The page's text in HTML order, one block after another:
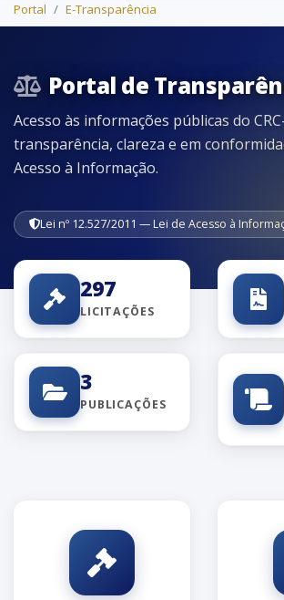
Portal E-Transparência
Portal de
Acesso às informações públicas do
transparência, clareza e em
Acesso à Informação.
Lei nº 12.527/2011 — Lei de Acesso à
297
LICITAÇÕES
3
PUBLICAÇÕES